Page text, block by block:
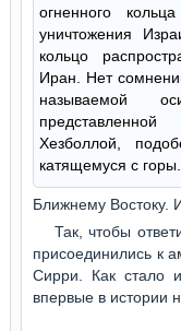
огненного
уничтожения
кольцо
Иран. Нет
называемой
Хезболлой,
катящемуся с горы.
Ближнему Востоку.
Так, чтобы
присоединились к
Сирри. Как стало
впервые в истории